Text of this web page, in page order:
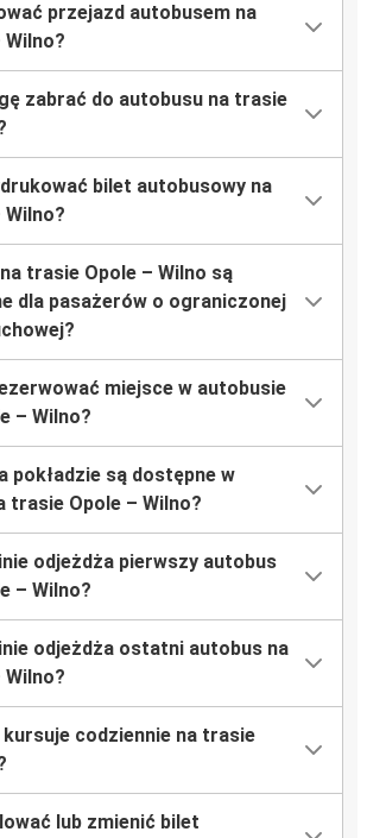
przejazd autobusem na
zabrać do autobusu na trasie
bilet autobusowy na
trasie Opole – Wilno są
dla pasażerów o ograniczonej
miejsce w autobusie
– Wilno?
pokładzie są dostępne w
trasie Opole – Wilno?
odjeżdża pierwszy autobus
– Wilno?
odjeżdża ostatni autobus na
kursuje codziennie na trasie
lub zmienić bilet